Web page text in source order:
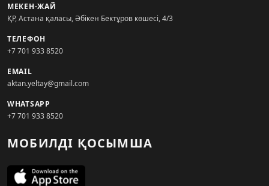
МЕКЕН-ЖАЙ
ҚР, Астана қаласы, Әбікен Бектұров көшесі, 4/3
ТЕЛЕФОН
+7 701 933 8520
EMAIL
aktan.yeltay@gmail.com
WHATSAPP
+7 701 933 8520
МОБИЛДІ ҚОСЫМША